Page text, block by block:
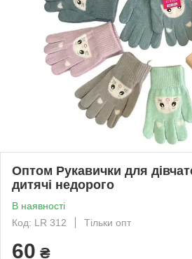
Оптом Рукавички для
дитячі недорого
В наявності
Код: LR 312
Тільки опт
60 ₴